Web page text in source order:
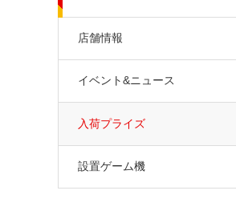
店舗情報
イベント&ニュース
入荷プライズ
設置ゲーム機